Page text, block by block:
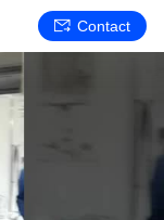
Contact